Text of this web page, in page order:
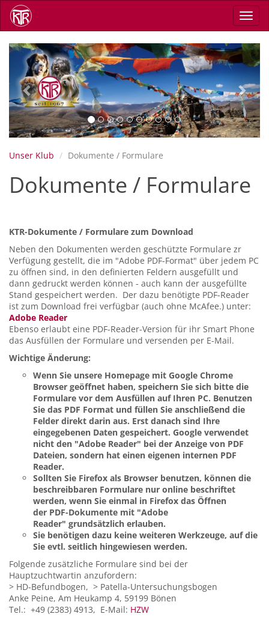
Skip
main
Previous Next
Unser Klub Dokumente / Formulare
Dokumente / Formulare
KTR-Dokumente / Formulare zum Download
Neben den Dokumenten werden geschützte Formulare zr
Verfügung gestellt, die im "Adobe PDF-Format" über jedem PC
zu öffnen sind, in den definierten Feldern ausgefüllt und
dann gedruckt werden können - auch kann der ausgefüllte
Stand gespeichert werden. Der dazu benötigte PDF-Reader
ist zum Download frei verfügbar (auch ohne McAfee.) unter:
Adobe Reader
Ebenso erlaubt eine PDF-Reader-Version für ihr Smart Phone
das Ausfüllen der Formulare und versenden per E-Mail.
Wichtige Änderung:
Wenn Sie unsere Homepage mit Google Chrome
Browser geöffnet haben, speichern Sie sich bitte die
Formulare vor dem Ausfüllen auf Ihren PC. Benutzen
Sie das PDF Format und füllen Sie anschließend die
Felder direkt darin aus. Erst danach sind Ihre
eingegebenen Daten gespeichert. Google verwendet
nicht den "Adobe Reader" bei der Anzeige von PDF
Dateien, sondern hat einen eigenen internen PDF
Reader.
Sollten Sie Firefox als Browser benutzen, können die
beschreibbaren Formulare nur online beschriftet
werden, wenn Sie einmal in Firefox das Öffnen
der PDF-Dokumente mit "Adobe
Reader" grundsätzlich erlauben.
Sie benötigen dazu keine weiteren Werkzeuge, auf die
Sie evtl. seitlich hingewiesen werden.
Folgende zusätzliche Formulare sind bei der
Hauptzuchtwartin anzufordern:
> HD-Befundbogen, > Patella-Untersuchungsbogen
Anke Peine, Am Heukamp 4, 59199 Bönen
Tel.: +49 (2383) 4913, E-Mail: HZW